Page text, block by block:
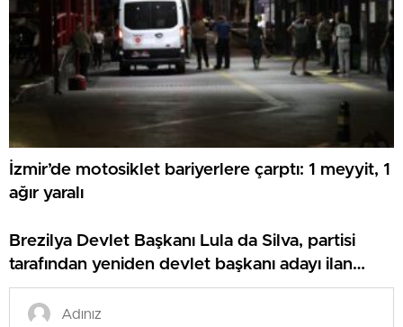
İzmir’de motosiklet bariyerlere çarptı: 1 meyyit, 1
ağır yaralı
Brezilya Devlet Başkanı Lula da Silva, partisi
tarafından yeniden devlet başkanı adayı ilan
edildi: